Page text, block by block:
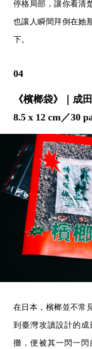
停格局部，讓你看清
也讓人瞬間拜倒在她
下。
04
《檳榔袋》｜成
8.5 x 12 cm／30
在日本，檳榔並不常
到臺灣攻讀設計的
攤，便被其一閃一